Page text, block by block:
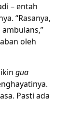
– entah
“Rasanya,
oleh
gua
Pasti ada